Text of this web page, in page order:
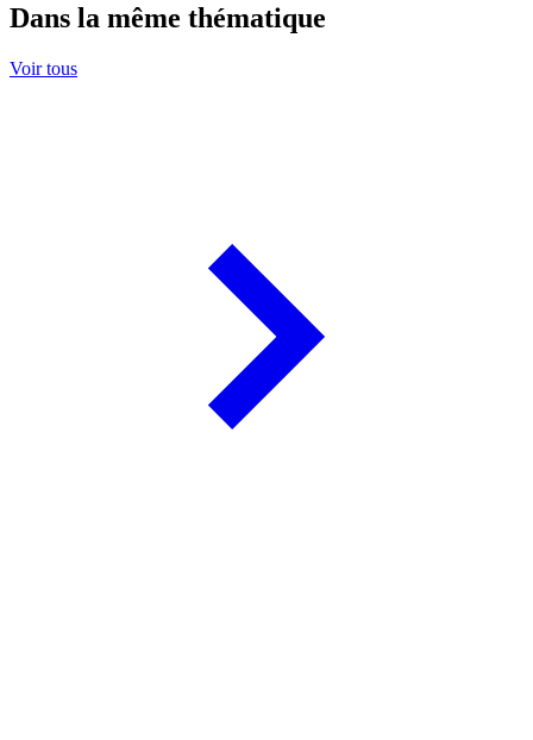
Dans la même thématique
Voir tous